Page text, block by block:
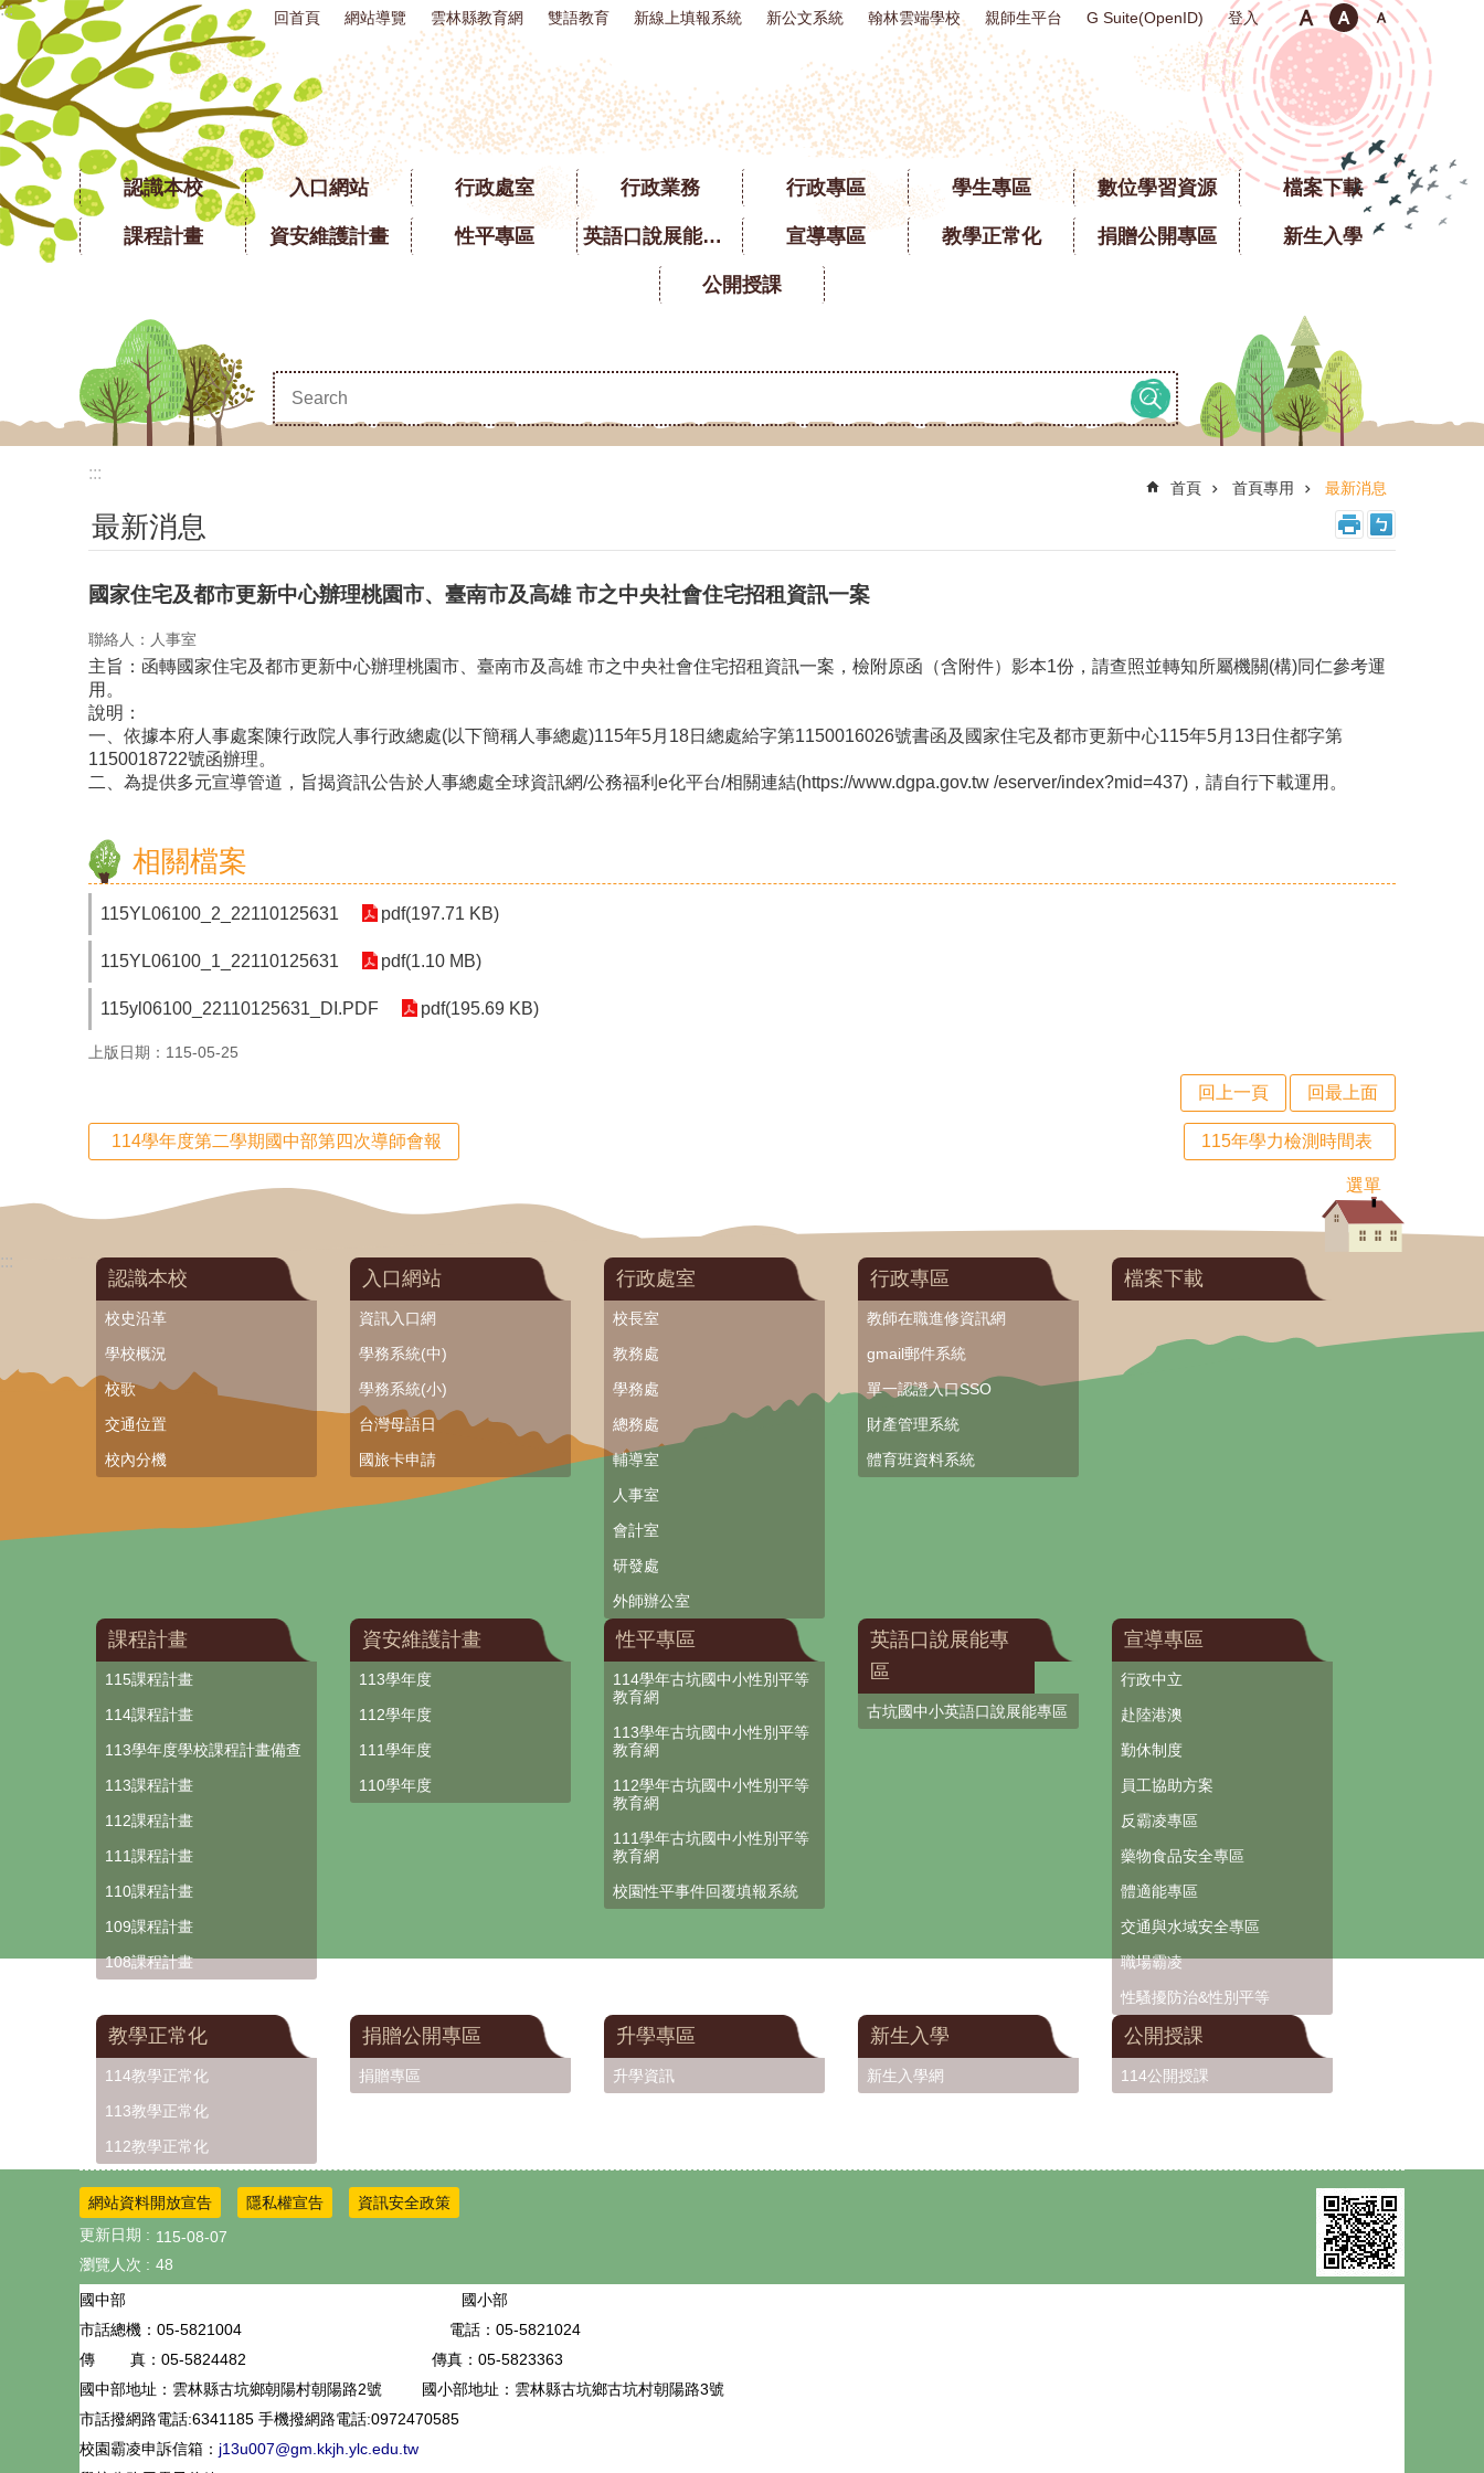
跳到主要內容區塊
::: 回首頁 網站導覽 雲林縣教育網 雙語教育 新線上填報系統 新公文系統 翰林雲端學校 親師生平台 G Suite(OpenID) 登入
認識本校 入口網站 行政處室 行政業務 行政專區 學生專區 數位學習資源 檔案下載
課程計畫 資安維護計畫 性平專區 英語口說展能專區 宣導專區 教學正常化 捐贈公開專區 新生入學
公開授課
:::
首頁 首頁專用 最新消息
最新消息
國家住宅及都市更新中心辦理桃園市、臺南市及高雄 市之中央社會住宅招租資訊一案
聯絡人：人事室
主旨：函轉國家住宅及都市更新中心辦理桃園市、臺南市及高雄 市之中央社會住宅招租資訊一案，檢附原函（含附件）影本1份，請查照並轉知所屬機關(構)同仁參考運
用。
說明：
一、依據本府人事處案陳行政院人事行政總處(以下簡稱人事總處)115年5月18日總處給字第1150016026號書函及國家住宅及都市更新中心115年5月13日住都字第
1150018722號函辦理。
二、為提供多元宣導管道，旨揭資訊公告於人事總處全球資訊網/公務福利e化平台/相關連結(https://www.dgpa.gov.tw /eserver/index?mid=437)，請自行下載運用。
相關檔案
115YL06100_2_22110125631 pdf(197.71 KB)
115YL06100_1_22110125631 pdf(1.10 MB)
115yl06100_22110125631_DI.PDF pdf(195.69 KB)
上版日期：115-05-25
回上一頁 回最上面
114學年度第二學期國中部第四次導師會報 115年學力檢測時間表
選單
:::
認識本校
校史沿革
學校概況
校歌
交通位置
校內分機
入口網站
資訊入口網
學務系統(中)
學務系統(小)
台灣母語日
國旅卡申請
行政處室
校長室
教務處
學務處
總務處
輔導室
人事室
會計室
研發處
外師辦公室
行政專區
教師在職進修資訊網
gmail郵件系統
單一認證入口SSO
財產管理系統
體育班資料系統
檔案下載
課程計畫
115課程計畫
114課程計畫
113學年度學校課程計畫備查
113課程計畫
112課程計畫
111課程計畫
110課程計畫
109課程計畫
108課程計畫
資安維護計畫
113學年度
112學年度
111學年度
110學年度
性平專區
114學年古坑國中小性別平等
教育網
113學年古坑國中小性別平等
教育網
112學年古坑國中小性別平等
教育網
111學年古坑國中小性別平等
教育網
校園性平事件回覆填報系統
英語口說展能專
區
古坑國中小英語口說展能專區
宣導專區
行政中立
赴陸港澳
勤休制度
員工協助方案
反霸凌專區
藥物食品安全專區
體適能專區
交通與水域安全專區
職場霸凌
性騷擾防治&性別平等
教學正常化
114教學正常化
113教學正常化
112教學正常化
捐贈公開專區
捐贈專區
升學專區
升學資訊
新生入學
新生入學網
公開授課
114公開授課
網站資料開放宣告 隱私權宣告
資訊安全政策
更新日期
115-08-07
瀏覽人次
48
國中部 國小部
市話總機： 05-5821004 電話：05-5821024
傳 真： 05-5824482
傳真：05-5823363
國中部地址：雲林縣古坑鄉朝陽村朝陽路2號
國小部地址：雲林縣古坑鄉古坑村朝陽路3號
市話撥網路電話:6341185 手機撥網路電話:0972470585
校園霸凌申訴信箱： j13u007@gm.kkjh.ylc.edu.tw